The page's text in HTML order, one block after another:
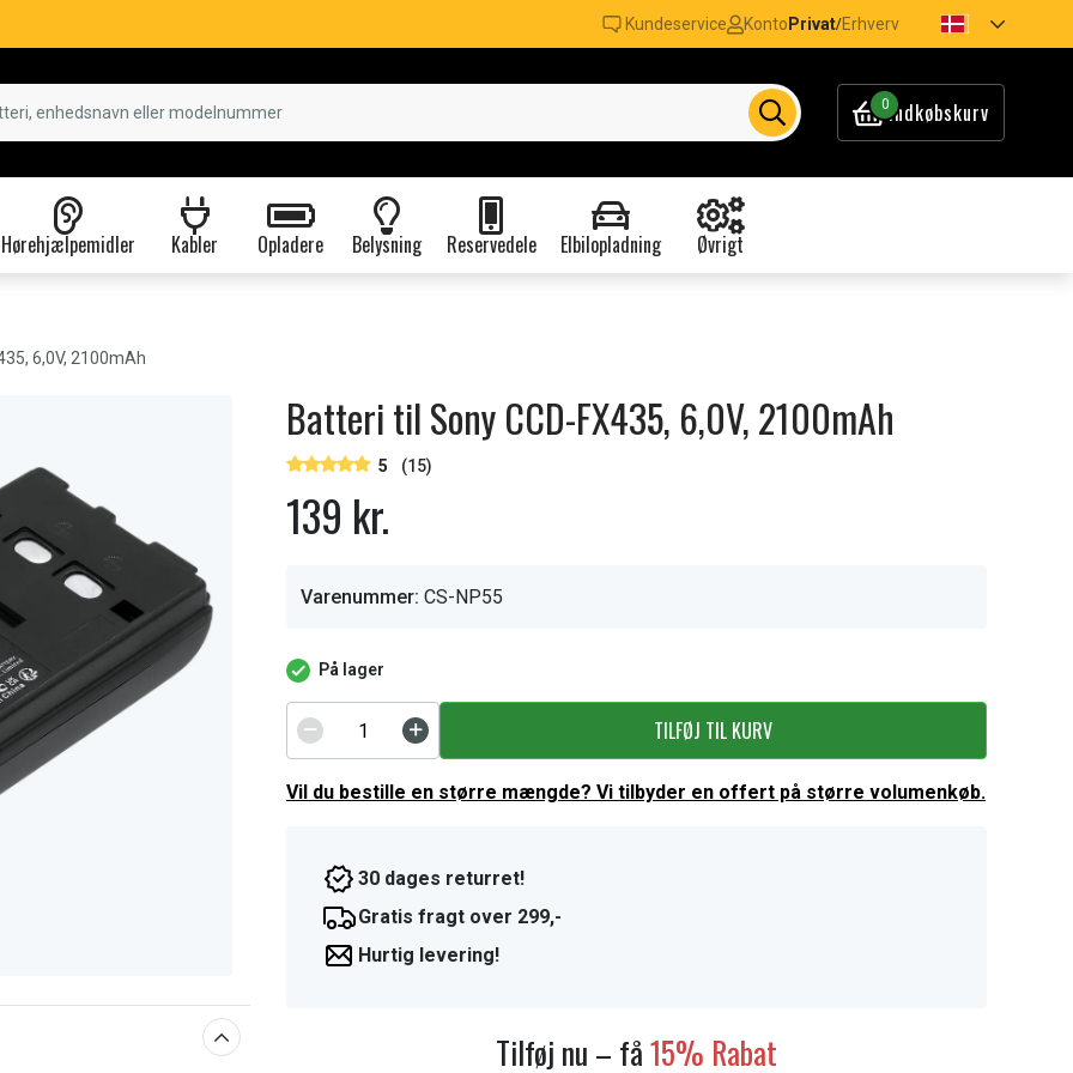
Kundeservice Konto Privat/Erhverv
0Indkøbskurv
Hørehjælpemidler Kabler Opladere Belysning Reservedele Elbilopladning Øvrigt
6,0V, 2100mAh
Batteri til Sony CCD-FX435, 6,0V, 2100mAh
5 (15)
139 kr.
Varenummer: CS-NP55
På lager
TILFØJ TIL KURV
Vil du bestille en større mængde? Vi tilbyder en offert på større volumenkøb.
30 dages returret!
Gratis fragt over 299,-
Hurtig levering!
Tilføj nu – få15% Rabat